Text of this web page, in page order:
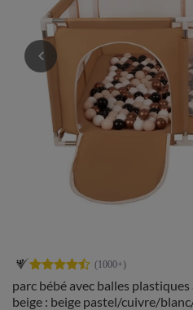
parc bébé avec balles
beige : beige pastel/cuivre/